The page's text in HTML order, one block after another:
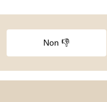
Non 👎